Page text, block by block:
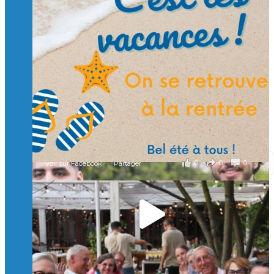
🙏 Soutenez l’Isep via la taxe d’apprentissage 2026
et contribuons ensemble à former les générations
d’ingénieurs de demain. 🙏
Merci à tous !
🎯 Taxe d’apprentissage 2026 : avec l'Isep, investissez pour
un numérique au service de l'humain !
À l’Isep, nous formons des ingénieurs, des bachelors, des
Mastères Spécialisés, qui allient excellence technologique et
valeurs humaines, au cœur de notre pro
...Voir plus
il y a 3 mois
0 0 0
Voir sur Facebook · Partager
🚀Afterwork à Genève 🚀
🥳 Le 22 avril dernier, 14 Alumni vivant / travaillant
en Suisse ont partagé un moment convivial de
retrouvailles et d'échanges !